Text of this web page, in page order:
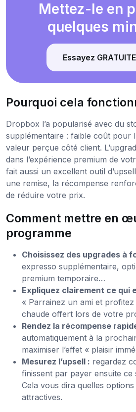
Mettez-le en
quelques
Essayez
Pourquoi cela
Dropbox l’a popularisé avec du
supplémentaire : faible coût pour
valeur perçue côté client.
dans l’expérience premium de
fait aussi un excellent outil
une remise, la récompense
de réduire votre prix.
Comment mettre en
programme
Choisissez des upgrades à
expresso supplémentaire,
premium temporaire…
Expliquez clairement ce qui
« Parrainez un ami et profitez
chaude offert lors de votre
Rendez la récompense
automatiquement à la
maximiser l’effet « plaisir
Mesurez l’upsell : regardez
finissent par payer ensuite ce
Cela vous dira quelles
attractives.